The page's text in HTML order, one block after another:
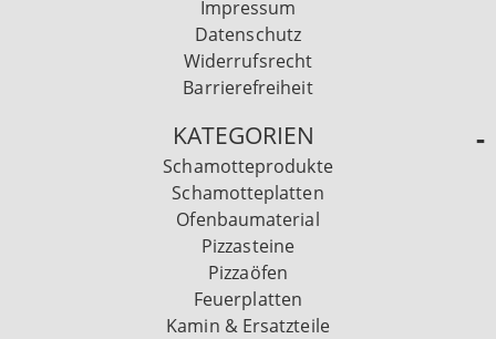
Impressum
Datenschutz
Widerrufsrecht
Barrierefreiheit
KATEGORIEN
Schamotteprodukte
Schamotteplatten
Ofenbaumaterial
Pizzasteine
Pizzaöfen
Feuerplatten
Kamin & Ersatzteile